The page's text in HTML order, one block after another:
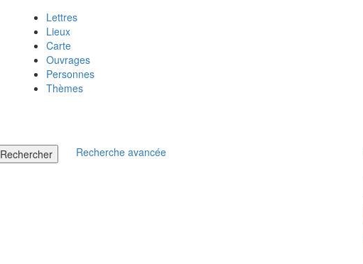
Lettres
Lieux
Carte
Ouvrages
Personnes
Thèmes
Rechercher Recherche avancée